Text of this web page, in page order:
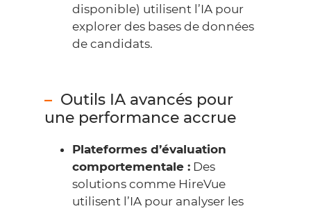
disponible) utilisent l’IA pour
explorer des bases de données
de candidats.
Outils IA avancés pour
une performance accrue
Plateformes d’évaluation
comportementale : Des
solutions comme HireVue
utilisent l’IA pour analyser les